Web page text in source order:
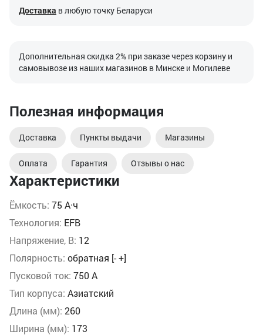
Характеристики
Ёмкость: 75 А·ч
Технология: EFB
Напряжение, В: 12
Полярность: обратная [- +]
Пусковой ток: 750 А
Тип корпуса: Азиатский
Длина (мм): 260
Ширина (мм): 173
Доставка в любую точку Беларуси
Дополнительная скидка 2% при заказе через корзину и
самовывозе из наших магазинов в Минске и Могилеве
Полезная информация
Доставка Пункты выдачи Магазины
Оплата Гарантия Отзывы о нас